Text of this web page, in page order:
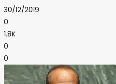
30/12/2019
0
1.8K
0
0